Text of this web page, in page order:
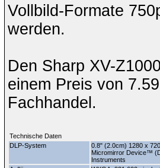
Vollbild-Formate
werden.
Den Sharp XV-
einem Preis von
Fachhandel.
Technische Daten
DLP-System
0.8" (2.0cm) 1280 x
Micromirror Device™
Instruments